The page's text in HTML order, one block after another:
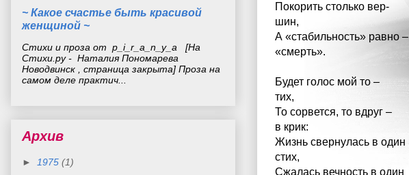
Покорить столько вер-
шин,
А «стабильность» равно –
«смерть».
Будет голос мой то –
тих,
То сорвется, то вдруг –
в крик:
Жизнь свернулась в один
стих,
Сжалась вечность в один
~ Какое счастье быть красивой
женщиной ~
Стихи и проза от p_i_r_a_n_y_a [На
Стихи.ру - Наталия Пономарева
Новодвинск , страница закрыта] Проза на
самом деле практич...
Архив
► 1975 (1)